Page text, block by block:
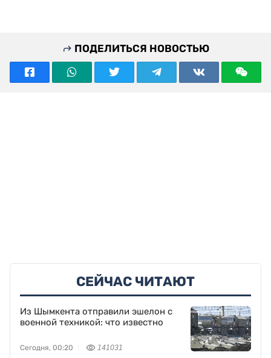
ПОДЕЛИТЬСЯ НОВОСТЬЮ
СЕЙЧАС ЧИТАЮТ
Из Шымкента отправили эшелон с
военной техникой: что известно
Сегодня, 00:20 141031